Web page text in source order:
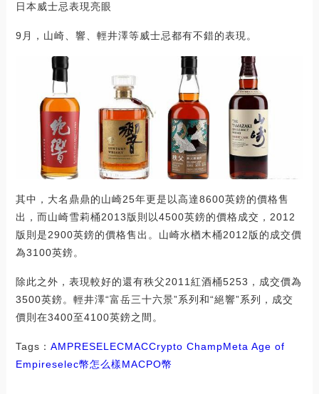
日本威士忌表現亮眼
9月，山崎、響、輕井澤等威士忌都有不錯的表現。
其中，大名鼎鼎的山崎25年更是以高達8600英鎊的價格售
出，而山崎雪莉桶2013版則以4500英鎊的價格成交，2012
版則是2900英鎊的價格售出。山崎水楢木桶2012版的成交價
為3100英鎊。
除此之外，表現較好的還有秩父2011紅酒桶5253，成交價為
3500英鎊。輕井澤“富岳三十六景”系列和“絕響”系列，成交
價則在3400至4100英鎊之間。
Tags： AMPRESELECMACCrypto ChampMeta Age of
Empireselec幣怎么樣MACPO幣